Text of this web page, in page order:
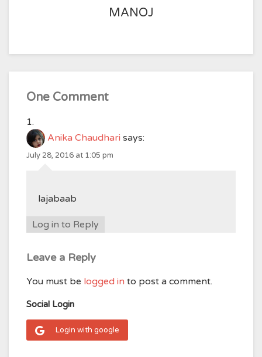
MANOJ
One Comment
Anika Chaudhari says:
July 28, 2016 at 1:05 pm
lajabaab
Log in to Reply
Leave a Reply
You must be logged in to post a comment.
Social Login
Login with google